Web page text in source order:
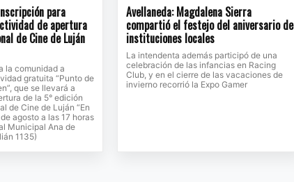
para
de apertura
de Cine de Luján
la comunidad a
gratuita “Punto de
que se llevará a
de la 5° edición
de Cine de Luján “En
agosto a las 17 horas
Municipal Ana de
1135)
Avellaneda: Magdalena Sierra
compartió el festejo del aniversario de
instituciones locales
La intendenta además participó de una
celebración de las infancias en Racing
Club, y en el cierre de las vacaciones de
invierno recorrió la Expo Gamer